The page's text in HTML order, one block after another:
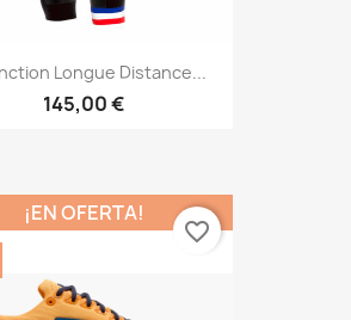
Longue Distance...
145,00 €
¡EN OFERTA!
favorite_border